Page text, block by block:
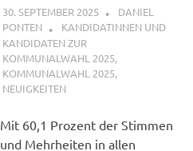
30. SEPTEMBER 2025
DANIEL
PONTEN
KANDIDATINNEN UND
KANDIDATEN ZUR
KOMMUNALWAHL 2025,
KOMMUNALWAHL 2025,
NEUIGKEITEN
Mit 60,1 Prozent der Stimmen
und Mehrheiten in allen